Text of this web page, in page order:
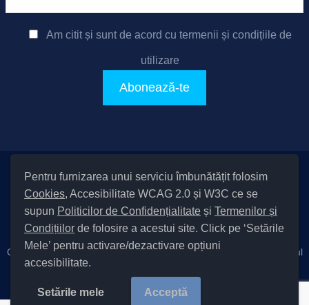
Pentru furnizarea unui serviciu îmbunătățit folosim
Cookies, Accesibilitate WCAG 2.0 și W3C ce se
supun Politicilor de Confidențialitate și Termenilor și
Condițiilor de folosire a acestui site. Click pe ‘Setările
Mele’ pentru activare/dezactivare opțiuni
accesibilitate.
Setările mele Acceptă
Am citit și sunt de acord cu termenii și condițiile de
utilizare
Setări Cookies și Accesibilitate
Informare cu privire la prelucrarea datelor | Politică de utilizare
cookies|Termeni și condiții de utilizare a site-ului
Politică de
Cod Județ 4 / Județul Bacău / Tipul UAT – 14 – C – Comună / Codul
SIRUTA al Unității Administrativ-Teritoriale 20411 / Măgura
Copyright © 2022 Primăria Măgura județul Bacău |